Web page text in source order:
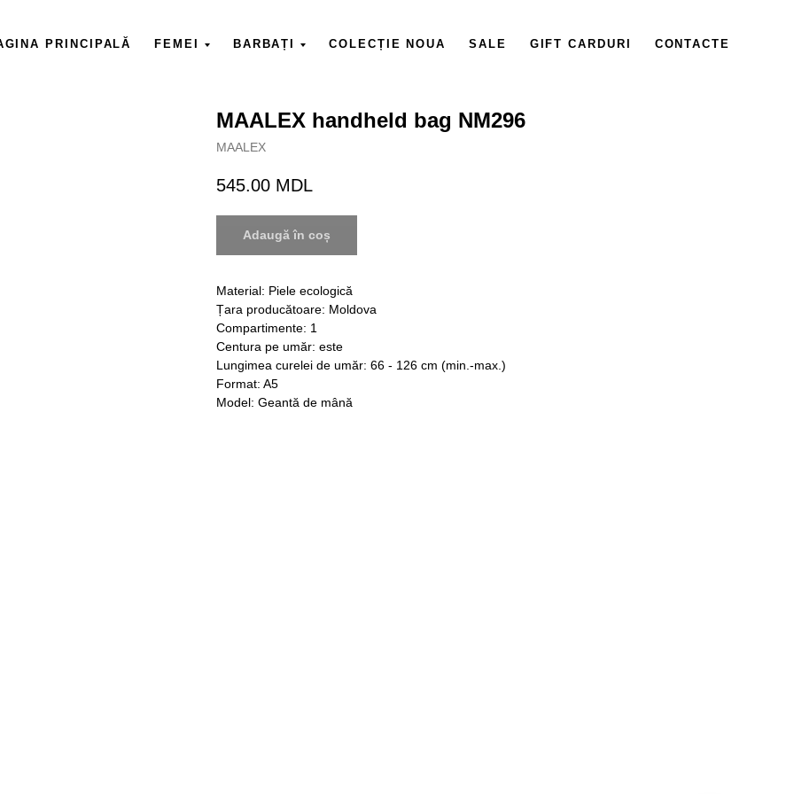
PRINCIPALĂ FEMEI BARBAȚI COLECȚIE NOUA SALE GIFT CARDURI CONTACTE
MAALEX handheld bag NM296
MAALEX
545.00 MDL
Adaugă în coș
Material: Piele ecologică
Țara producătoare: Moldova
Compartimente: 1
Centura pe umăr: este
Lungimea curelei de umăr: 66 - 126 cm (min.-max.)
Format: A5
Model: Geantă de mână